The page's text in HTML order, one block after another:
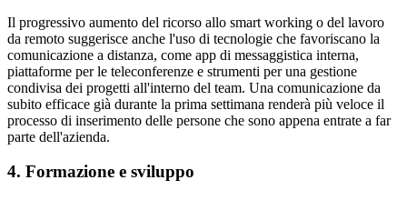
Il progressivo aumento del ricorso allo smart working o del lavoro
da remoto suggerisce anche l'uso di tecnologie che favoriscano la
comunicazione a distanza, come app di messaggistica interna,
piattaforme per le teleconferenze e strumenti per una gestione
condivisa dei progetti all'interno del team. Una comunicazione da
subito efficace già durante la prima settimana renderà più veloce il
processo di inserimento delle persone che sono appena entrate a far
parte dell'azienda.
4. Formazione e sviluppo